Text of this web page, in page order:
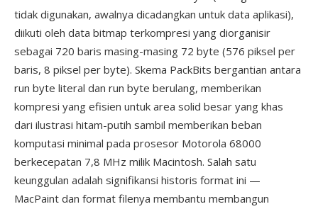
tidak digunakan, awalnya dicadangkan untuk data aplikasi),
diikuti oleh data bitmap terkompresi yang diorganisir
sebagai 720 baris masing-masing 72 byte (576 piksel per
baris, 8 piksel per byte). Skema PackBits bergantian antara
run byte literal dan run byte berulang, memberikan
kompresi yang efisien untuk area solid besar yang khas
dari ilustrasi hitam-putih sambil memberikan beban
komputasi minimal pada prosesor Motorola 68000
berkecepatan 7,8 MHz milik Macintosh. Salah satu
keunggulan adalah signifikansi historis format ini —
MacPaint dan format filenya membantu membangun